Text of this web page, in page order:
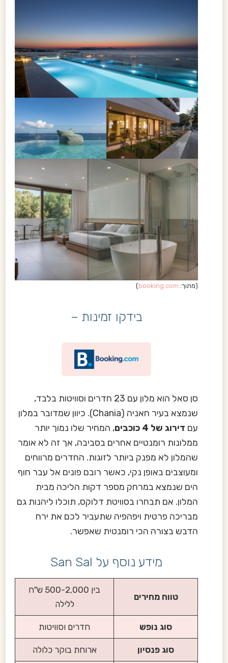
(מתוך: booking.com
)
בידקו זמינות –
סן סאל הוא מלון עם 23 חדרים וסוויטות בלבד,
שנמצא בעיר חאניה (Chania). כיוון שמדובר במלון
עם דירוג של 4 כוכבים
, המחיר שלו נמוך יותר
ממלונות רומנטיים אחרים בסביבה, אך זה לא אומר
שהמלון לא מפנק ביותר לזוגות. החדרים מרווחים
ומעוצבים באופן נקי, כאשר רובם פונים אל עבר חוף
הים שנמצא במרחק מספר דקות הליכה מבית
המלון. אם תבחרו בסוויטת דלוקס, תוכלו ליהנות גם
מבריכה פרטית ויפהפיה שתעביר לכם את ירח
הדבש בצורה הכי רומנטית שאפשר.
מידע נוסף על San Sal
טווח מחירים
בין 500-2,000 ש"ח
ללילה
סוג נופש חדרים וסוויטות
סוג פנסיון ארוחת בוקר כלולה